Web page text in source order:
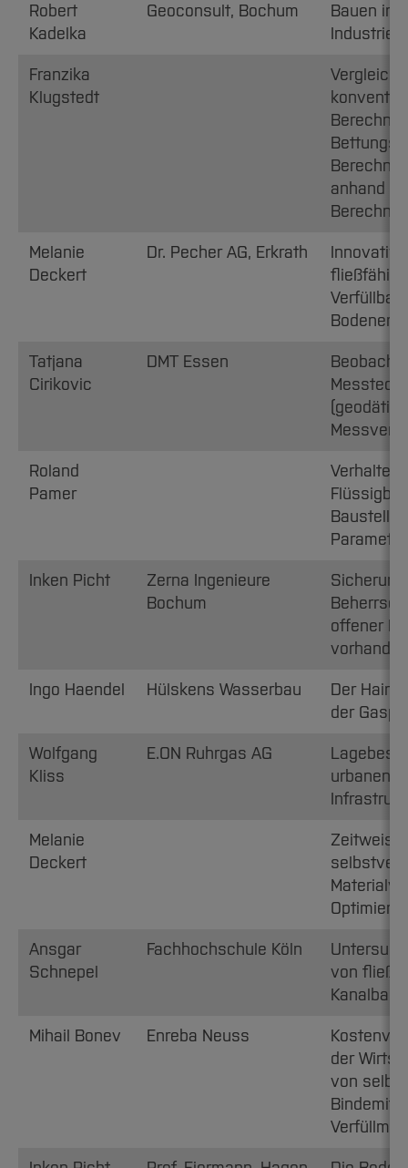
Robert
Kadelka
Geoconsult, Bochum
Bauen im
Franzika
Klugstedt
Vergleich
anhand
Melanie
Deckert
Dr. Pecher AG, Erkrath
Tatjana
Cirikovic
DMT Essen
Roland
Pamer
Verhalten
Inken Picht
Zerna Ingenieure
Bochum
offener
Ingo Haendel Hülskens Wasserbau
Der
der
Wolfgang
Kliss
E.ON Ruhrgas AG
urbanen
Melanie
Deckert
Zeitweise
Ansgar
Schnepel
Fachhochschule Köln
von
Kanalbau
Mihail Bonev Enreba Neuss
der
von